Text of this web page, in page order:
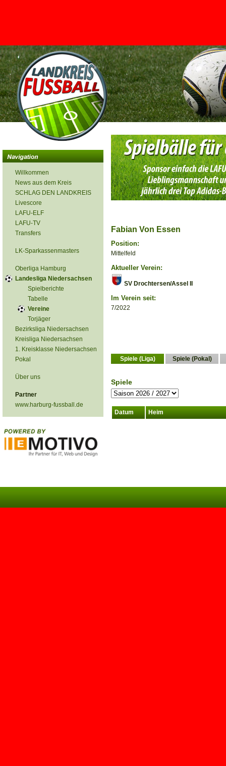
<
Willkommen
News aus dem Kreis
SCHLAG DEN LANDKREIS
Livescore
LAFU-ELF
LAFU-TV
Transfers
LK-Sparkassenmasters
Oberliga Hamburg
Landesliga Niedersachsen
Spielberichte
Tabelle
Vereine
Torjäger
Bezirksliga Niedersachsen
Kreisliga Niedersachsen
1. Kreisklasse Niedersachsen
Pokal
Über uns
Partner
www.harburg-fussball.de
Fabian Von Essen
Position:
Mittelfeld
Aktueller Verein:
SV Drochtersen/Assel II
Im Verein seit:
7/2022
Spiele (Liga) Spiele (Pokal)
Spiele
Datum Heim